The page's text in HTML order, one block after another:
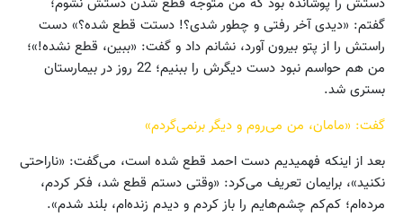
گفتم: «دیدی آخر رفتی و چطور شدی؟! دستت قطع شده؟» دست
راستش را از پتو بیرون آورد، نشانم داد و گفت: «ببین، قطع نشده!»؛
من هم حواسم نبود دست دیگرش را ببنیم؛ 22 روز در بیمارستان
بستری شد.
گفت: «مامان، من می‌روم و دیگر برنمی‌گردم»
بعد از اینکه فهمیدیم دست احمد قطع شده است، می‌گفت: «ناراحتی
نکنید»، برایمان تعریف می‌کرد: «وقتی دستم قطع شد، فکر کردم،
مرده‌ام؛ ‌کم‌کم چشم‌هایم را باز کردم و دیدم زنده‌ام، بلند شدم».